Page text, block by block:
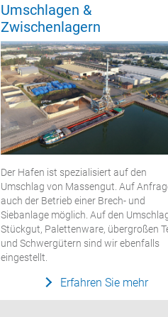
Umschlagen &
Zwischenlagern
Der Hafen ist spezialisiert auf den
Umschlag von Massengut. Auf
auch der Betrieb einer Brech- und
Siebanlage möglich. Auf den
Stückgut, Palettenware, übergroßen
und Schwergütern sind wir ebenfalls
eingestellt.
Erfahren Sie mehr